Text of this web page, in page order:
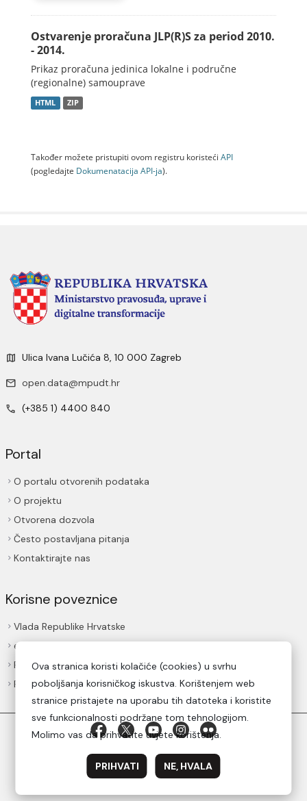
Ostvarenje proračuna JLP(R)S za period 2010.
- 2014.
Prikaz proračuna jedinica lokalne i područne
(regionalne) samouprave
HTML ZIP
Također možete pristupiti ovom registru koristeći API
(pogledajte Dokumenаtаcijа API-jа).